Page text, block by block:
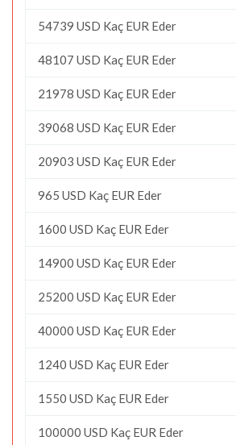
54739 USD Kaç EUR Eder
48107 USD Kaç EUR Eder
21978 USD Kaç EUR Eder
39068 USD Kaç EUR Eder
20903 USD Kaç EUR Eder
965 USD Kaç EUR Eder
1600 USD Kaç EUR Eder
14900 USD Kaç EUR Eder
25200 USD Kaç EUR Eder
40000 USD Kaç EUR Eder
1240 USD Kaç EUR Eder
1550 USD Kaç EUR Eder
100000 USD Kaç EUR Eder